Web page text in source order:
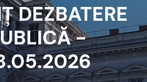
DEZBATERE
-